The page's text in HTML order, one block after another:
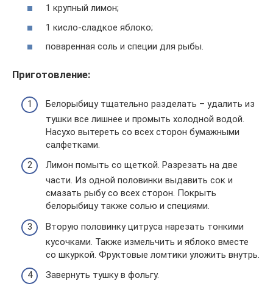
1 крупный лимон;
1 кисло-сладкое яблоко;
поваренная соль и специи для рыбы.
Приготовление:
Белорыбицу тщательно разделать – удалить из
тушки все лишнее и промыть холодной водой.
Насухо вытереть со всех сторон бумажными
салфетками.
Лимон помыть со щеткой. Разрезать на две
части. Из одной половинки выдавить сок и
смазать рыбу со всех сторон. Покрыть
белорыбицу также солью и специями.
Вторую половинку цитруса нарезать тонкими
кусочками. Также измельчить и яблоко вместе
со шкуркой. Фруктовые ломтики уложить внутрь.
Завернуть тушку в фольгу.